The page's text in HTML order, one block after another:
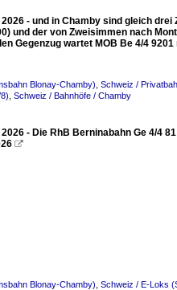
- und in Chamby sind gleich
und der von Zweisimmen nach
Gegenzug wartet MOB Be 4/4
Blonay-Chamby) Schweiz /
Schweiz / Bahnhöfe / Chamby
- Die RhB Berninabahn Ge 4/4

Blonay-Chamby) Schweiz / E-Loks